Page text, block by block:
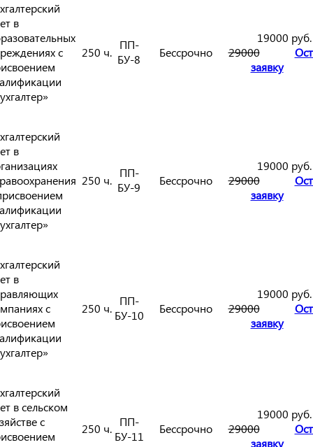
в
с
250 ч.
ПП-
БУ-8
Бессрочно
19000 руб.
29000
заявку
в
250 ч.
ПП-
БУ-9
Бессрочно
19000 руб.
29000
заявку
в
с
250 ч.
ПП-
БУ-10
Бессрочно
19000 руб.
29000
заявку
в сельском
с
250 ч. ПП-
БУ-11
Бессрочно
19000 руб.
29000
заявку